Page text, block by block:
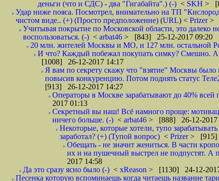
деньги (что и СДС) - два "Гигабайта".) (-) < SKH >
Удар ниже пояса. Посмотрел, внимательно на ТП
чистом виде.. (+) (Просто предположение) (URL) < Prizer>
Учитывая покрытие по Московской области, это далеко
воспользоваться. (-) < arbat46 > [843] 25-12-2017 09:20
20 млн. жителей Москвы и МО, и 127 млн. остальной
И что? Каждый побежал покупать симку? Смешно. А
[1008] 26-12-2017 14:17
Я вам по секрету скажу что "взятие" Москвы
повысив конкуренцию. Потом поднять статус
[913] 26-12-2017 14:27
Операторы в Москве зарабатывают до 40% всей
2017 01:13
Секретный вы наш! Всё намного проще:
ничего больше. (-) < arbat46 > [888] 26-12-2017
Некоторые, которые хотели, тупо
заработал? (+) (Тупой вопрос) < Prizer> [915]
Обещать - не значит жениться. В части
их и на пушечный выстрел не подпустят. А
2017 14:58
Да это сразу ясно было (-) < xReason > [1130] 24-12-
Песенка которую вспоминаешь когда читаешь название